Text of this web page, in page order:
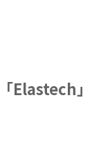
Elastech」